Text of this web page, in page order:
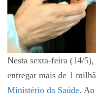
Nesta sexta-feira (14/
entregar mais de 1
Ministério da Saúde.